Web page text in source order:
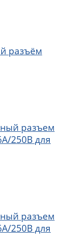
разъём
разъем
250В для
разъем
250В для